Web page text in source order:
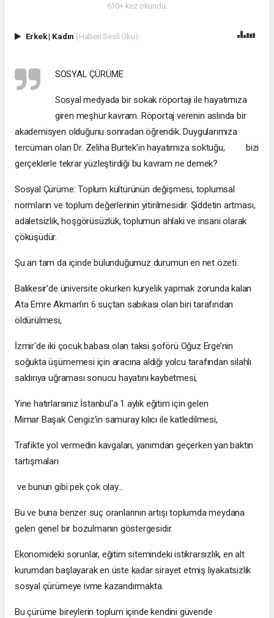
610+ kez okundu.
Erkek| Kadın (Haberi Sesli Oku)
SOSYAL ÇÜRÜME
Sosyal medyada bir sokak röportajı ile hayatımıza
giren meşhur kavram. Röportaj verenin aslında bir
akademisyen olduğunu sonradan öğrendik. Duygularımıza
tercüman olan Dr. Zeliha Burtek’in hayatımıza soktuğu, bizi
gerçeklerle tekrar yüzleştirdiği bu kavram ne demek?
Sosyal Çürüme: Toplum kültürünün değişmesi, toplumsal
normların ve toplum değerlerinin yitirilmesidir. Şiddetin artması,
adaletsizlik, hoşgörüsüzlük, toplumun ahlaki ve insani olarak
çöküşüdür.
Şu an tam da içinde bulunduğumuz durumun en net özeti.
Balıkesir’de üniversite okurken kuryelik yapmak zorunda kalan
Ata Emre Akman’ın 6 suçtan sabıkası olan biri tarafından
öldürülmesi,
İzmir'de iki çocuk babası olan taksi şoförü Oğuz Erge’nin
soğukta üşümemesi için aracına aldığı yolcu tarafından silahlı
saldırıya uğraması sonucu hayatını kaybetmesi,
Yine hatırlarsınız İstanbul'a 1 aylık eğitim için gelen
Mimar Başak Cengiz’in samuray kılıcı ile katledilmesi,
Trafikte yol vermedin kavgaları, yanımdan geçerken yan baktın
tartışmaları
ve bunun gibi pek çok olay…
Bu ve buna benzer suç oranlarının artışı toplumda meydana
gelen genel bir bozulmanın göstergesidir.
Ekonomideki sorunlar, eğitim sitemindeki istikrarsızlık, en alt
kurumdan başlayarak en üste kadar sirayet etmiş liyakatsizlik
sosyal çürümeye ivme kazandırmakta.
Bu çürüme bireylerin toplum içinde kendini güvende